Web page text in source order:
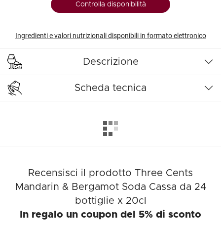
Controlla disponibilità
Ingredienti e valori nutrizionali disponibili in formato elettronico
Descrizione
Scheda tecnica
Recensisci il prodotto Three Cents
Mandarin & Bergamot Soda Cassa da 24
bottiglie x 20cl
In regalo un coupon del 5% di sconto